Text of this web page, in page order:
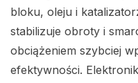
bloku, oleju i
stabilizuje obroty i
obciążeniem szybciej
efektywności.